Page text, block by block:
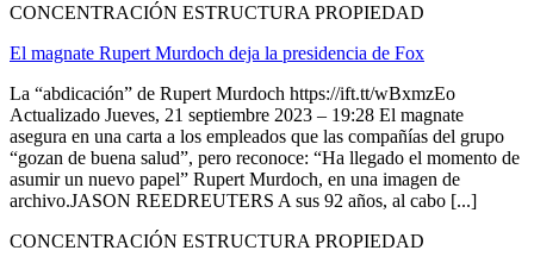
CONCENTRACIÓN ESTRUCTURA PROPIEDAD
El magnate Rupert Murdoch deja la presidencia de Fox
La “abdicación” de Rupert Murdoch https://ift.tt/wBxmzEo
Actualizado Jueves, 21 septiembre 2023 – 19:28 El magnate
asegura en una carta a los empleados que las compañías del grupo
“gozan de buena salud”, pero reconoce: “Ha llegado el momento de
asumir un nuevo papel” Rupert Murdoch, en una imagen de
archivo.JASON REEDREUTERS A sus 92 años, al cabo [...]
CONCENTRACIÓN ESTRUCTURA PROPIEDAD